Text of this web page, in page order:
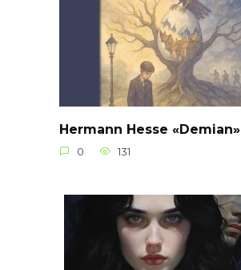
Hermann Hesse «Demian»
0 131